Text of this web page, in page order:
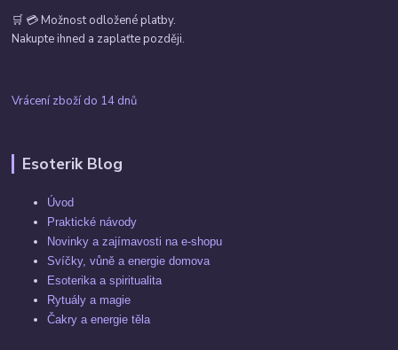
🛒 💳 Možnost odložené platby.
Nakupte ihned a zaplaťte později.
Vrácení zboží do 14 dnů
Esoterik Blog
Úvod
Praktické návody
Novinky a zajímavosti na e-shopu
Svíčky, vůně a energie domova
Esoterika a spiritualita
Rytuály a magie
Čakry a energie těla